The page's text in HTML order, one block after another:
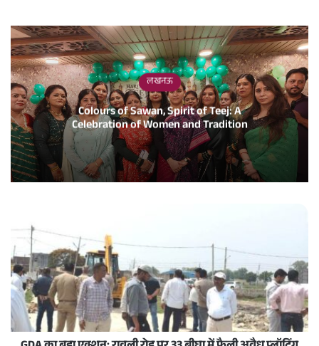
लखनऊ
Colours of Sawan, Spirit of Teej: A
Celebration of Women and Tradition